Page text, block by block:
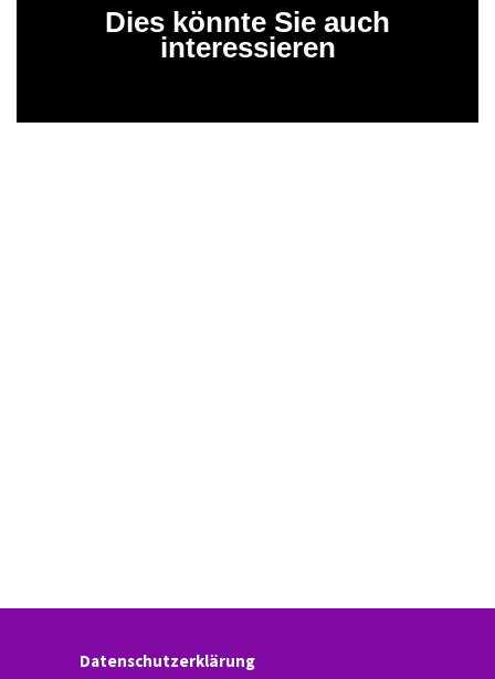
Dies könnte Sie auch
interessieren
Datenschutzerklärung